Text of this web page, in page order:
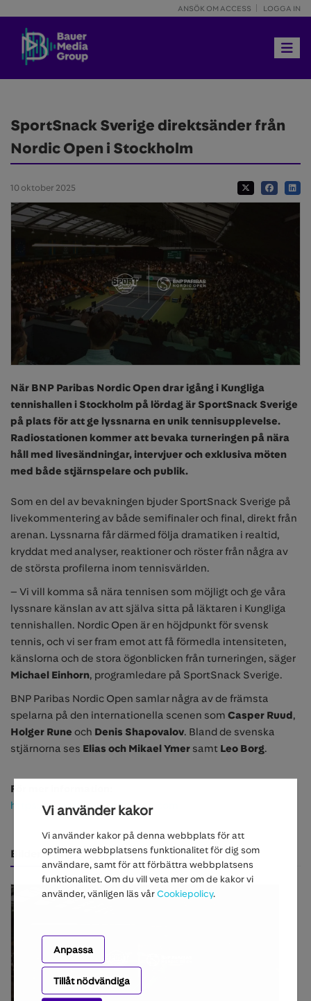
Vi använder kakor
Vi använder kakor på denna webbplats för att
optimera webbplatsens funktionalitet för dig som
användare, samt för att förbättra webbplatsens
funktionalitet. Om du vill veta mer om de kakor vi
använder, vänligen läs vårCookiepolicy.
Anpassa
Tillåt nödvändiga
ANSÖK OM ACCESS LOGGA IN
Toggle
SportSnack Sverige direktsänder från
Nordic Open i Stockholm
10 oktober 2025
När BNP Paribas Nordic Open drar igång i Kungliga
tennishallen i Stockholm på lördag är SportSnack Sverige
på plats för att ge lyssnarna en unik tennisupplevelse.
Radiostationen kommer att bevaka turneringen på nära
håll med livesändningar, intervjuer och exklusiva möten
med både stjärnspelare och publik.
Som en del av bevakningen bjuder SportSnack Sverige på
livekommentering av både semifinaler och final, direkt från
arenan. Lyssnarna får därmed följa dramatiken i realtid,
kryddat med analyser, reaktioner och röster från några av
de största profilerna inom tennisvärlden.
– Vi vill komma så nära tennisen som möjligt och ge våra
lyssnare känslan av att själva sitta på läktaren i Kungliga
tennishallen. Nordic Open är en höjdpunkt för svensk
tennis, och vi ser fram emot att få förmedla intensiteten,
känslorna och de stora ögonblicken från turneringen, säger
Michael Einhorn, programledare på SportSnack Sverige.
BNP Paribas Nordic Open samlar några av de främsta
spelarna på den internationella scenen som Casper Ruud,
Holger Rune och Denis Shapovalov. Bland de svenska
stjärnorna ses Elias och Mikael Ymer samt Leo Borg.
För mer information:
https://www.bnppnordicopen.com
Bilder